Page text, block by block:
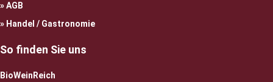
AGB
Handel / Gastronomie
So finden Sie uns
BioWeinReich